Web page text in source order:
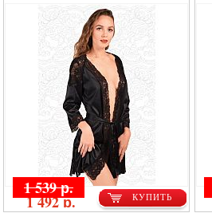
КУПИТЬ
1 539 р.
1 492 р.